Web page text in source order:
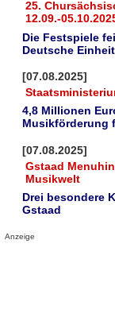
25.
12.09.-
Die Festspiele
Deutsche Einheit
[07.08.2025]
4,8 Millionen
Musikförderung
[07.08.2025]
Gstaad
Musikwelt
Drei besondere
Gstaad
Anzeige